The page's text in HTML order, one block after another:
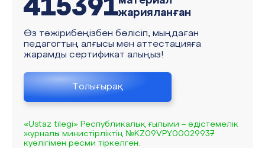
415391жарияланған
Өз тәжірибеңізбен бөлісіп, мыңдаған
педагогтың алғысы мен аттестацияға
жарамды сертификат алыңыз!
Толығырақ
«Ustaz tilegi» Республикалық ғылыми – әдістемелік
журналы министірліктің №KZ09VPY00029937
куәлігімен ресми тіркелген.